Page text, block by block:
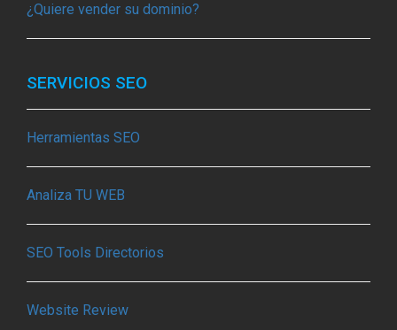
¿Quiere vender su dominio?
SERVICIOS SEO
Herramientas SEO
Analiza TU WEB
SEO Tools Directorios
Website Review